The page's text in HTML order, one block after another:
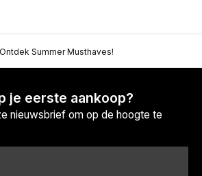
Ontdek Summer Musthaves!
je eerste aankoop?
nieuwsbrief om op de hoogte te